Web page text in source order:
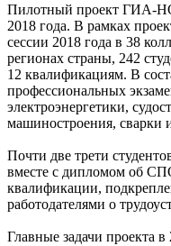
Пилотный проект ГИА-
2018 года. В рамках
сессии 2018 года в 38
регионах страны, 242
12 квалификациям. В
профессиональных
электроэнергетики,
машиностроения, сварки
Почти две трети
вместе с дипломом об
квалификации,
работодателями о
Главные задачи проекта в